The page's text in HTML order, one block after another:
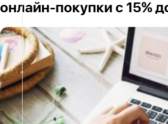
онлайн-покупки с 15%